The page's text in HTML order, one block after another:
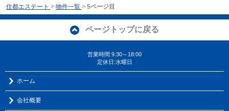
住都エステート > 物件一覧 > 5ページ目
ページトップに戻る
営業時間:9:30～18:00
定休日:水曜日
ホーム
会社概要